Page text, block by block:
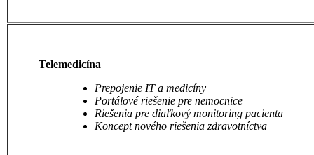
Telemedicína
Prepojenie IT a medicíny
Portálové riešenie pre nemocnice
Riešenia pre diaľkový monitoring pacienta
Koncept nového riešenia zdravotníctva